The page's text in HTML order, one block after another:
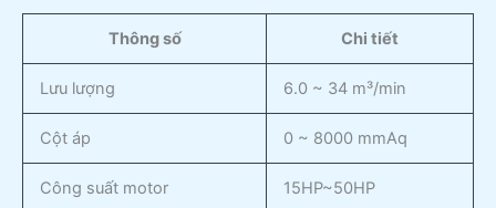
Thông số Chi tiết
Lưu lượng 6.0 ~ 34 m³/min
Cột áp 0 ~ 8000 mmAq
Công suất motor 15HP~50HP